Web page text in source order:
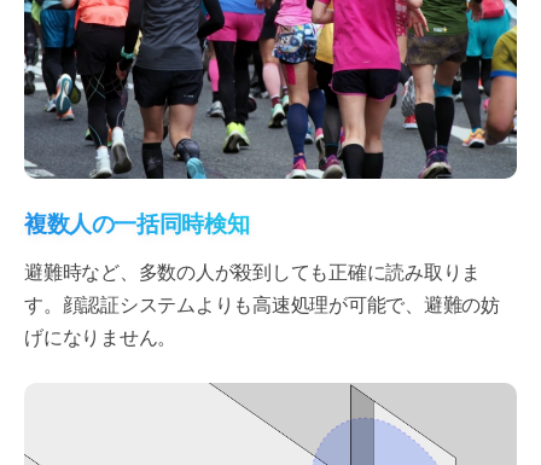
複数人の一括同時検知
避難時など、多数の人が殺到しても正確に読み取りま
す。顔認証システムよりも高速処理が可能で、避難の妨
げになりません。